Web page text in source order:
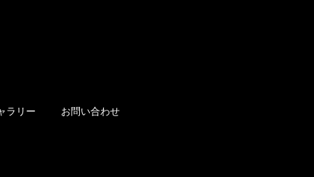
ラリー お問い合わせ